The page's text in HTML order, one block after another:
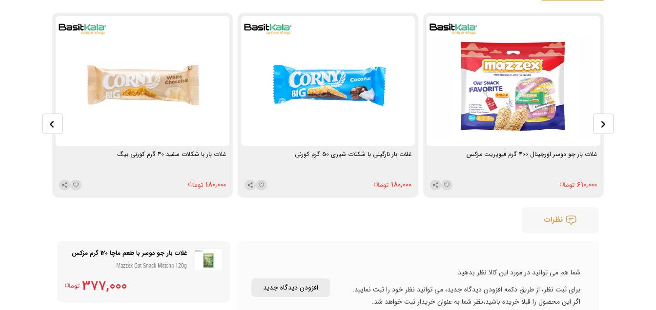
غلات بار جو دوسر اورجینال 400 گرم فیویریت مزکس
610,000
غلات بار نارگیلی با شکلات شیری 50 گرم کورنی
180,000
غلات بار با شکلات سفید 40 گرم کورنی بیگ
180,000
نظرات
غلات بار جو دوسر با طعم ماچا 120 گرم مزکس
Mazzex Oat Snack Matcha 120g
377,000
شما هم می توانید در مورد این کالا نظر بدهید
برای ثبت نظر، از طریق دکمه افزودن دیدگاه جدید، می توانید نظر خود را ثبت نمایید.
اگر این محصول را قبلا خریده باشید،نظر شما به عنوان خریدار ثبت خواهد شد.
افزودن دیدگاه جدید